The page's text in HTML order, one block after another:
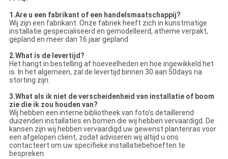
1.Are u een fabrikant of een handelsmaatschappij?
Wij zijn een fabrikant. Onze fabriek heeft zich in kunstmatige
installatie gespecialiseerd en gemodelleerd, atheme verpakt,
gepland en meer dan 16 jaar gepland
2.What is de levertijd?
Het hangt in bestelling af hoeveelheden en hoe ingewikkeld het
is. In het algemeen, zal de levertijd binnen 30 aan 50days na
storting zijn.
3.What als ik niet de verscheidenheid van installatie of boom
zie die ik zou houden van?
Wij hebben een interne bibliotheek van foto's detaillerend
duizenden installaties en bomen die wij hebben vervaardigd. De
kansen zijn wij hebben vervaardigd uw gewenst plantenras voor
een afgelopen cliënt, zodat adviseren wij altijd u ons
contacteert om uw specifieke installatiebehoeften te
bespreken.